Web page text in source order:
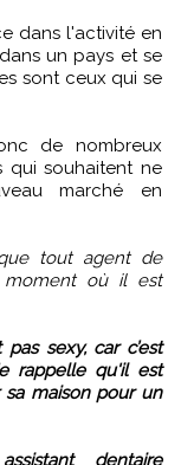
dans l'activité en
un pays et se
sont ceux qui se
de nombreux
qui souhaitent ne
marché en
tout agent de
moment où il est
sexy, car c’est
rappelle qu'il est
maison pour un
dentaire